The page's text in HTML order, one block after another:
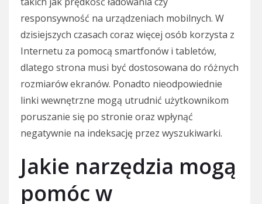
responsywność na urządzeniach mobilnych. W
dzisiejszych czasach coraz więcej osób korzysta z
Internetu za pomocą smartfonów i tabletów,
dlatego strona musi być dostosowana do różnych
rozmiarów ekranów. Ponadto nieodpowiednie
linki wewnętrzne mogą utrudnić użytkownikom
poruszanie się po stronie oraz wpłynąć
negatywnie na indeksację przez wyszukiwarki.
Jakie narzędzia mogą
pomóc w